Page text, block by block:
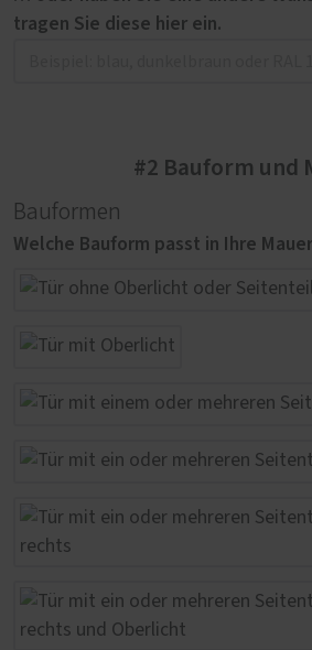
tragen Sie diese hier ein.
#2 Bauform und
Bauformen
Welche Bauform passt in Ihre